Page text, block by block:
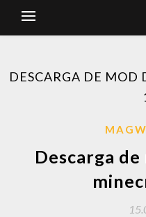
DESCARGA DE MOD
Descarga